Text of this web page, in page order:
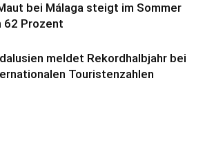
bei Málaga steigt im Sommer
62 Prozent
meldet Rekordhalbjahr bei
Touristenzahlen